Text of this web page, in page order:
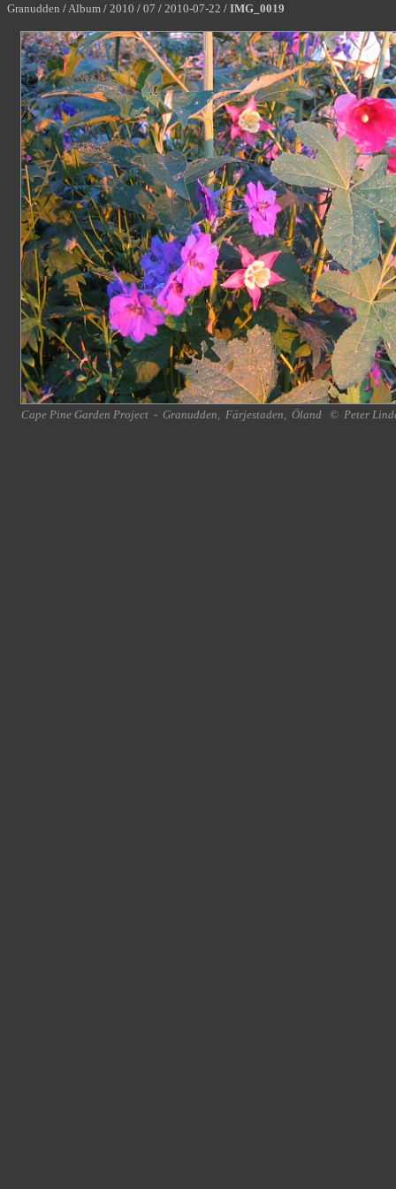
Granudden /Album / 2010 / 07 / 2010-07-22 / IMG_0019
Cape Pine Garden Project - Granudden, Färjestaden, Öland © Peter